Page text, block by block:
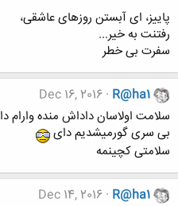
پاییز، ای آبستن روزهای عاشقی،
رفتنت به خیر...
سفرت بی خطر
R@ha1
Dec 16, 2016
سلامت اولاسان داداش منده وارام دا
بی سری گورمیشدیم دای
سلامتی کچینمه
R@ha1
Dec 14, 2016